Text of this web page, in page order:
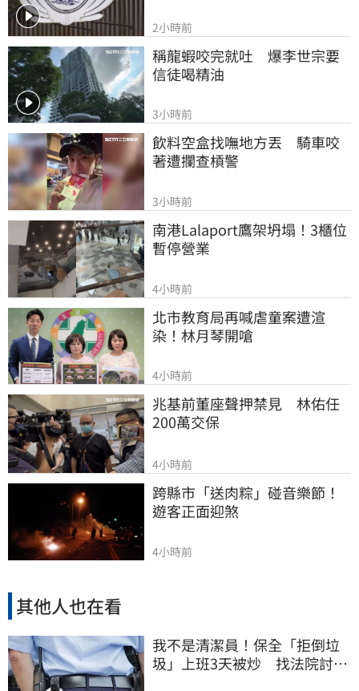
2小時前
稱龍蝦咬完就吐　爆李世宗要
信徒喝精油
3小時前
飲料空盒找嘸地方丟　騎車咬
著遭攔查槓警
3小時前
南港Lalaport鷹架坍塌！3櫃位
暫停營業
4小時前
北市教育局再喊虐童案遭渲
染！林月琴開嗆
4小時前
兆基前董座聲押禁見　林佑任
200萬交保
4小時前
跨縣市「送肉粽」碰音樂節！
遊客正面迎煞
4小時前
其他人也在看
我不是清潔員！保全「拒倒垃
圾」上班3天被炒 找法院討公